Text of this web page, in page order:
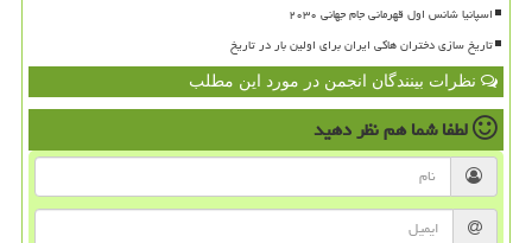
اسپانیا شانس اول قهرمانی جام جهانی ۲۰۳۰
تاریخ سازی دختران هاکی ایران برای اولین بار در تاریخ
نظرات بینندگان انجمن در مورد این مطلب
لطفا شما همنظر دهید